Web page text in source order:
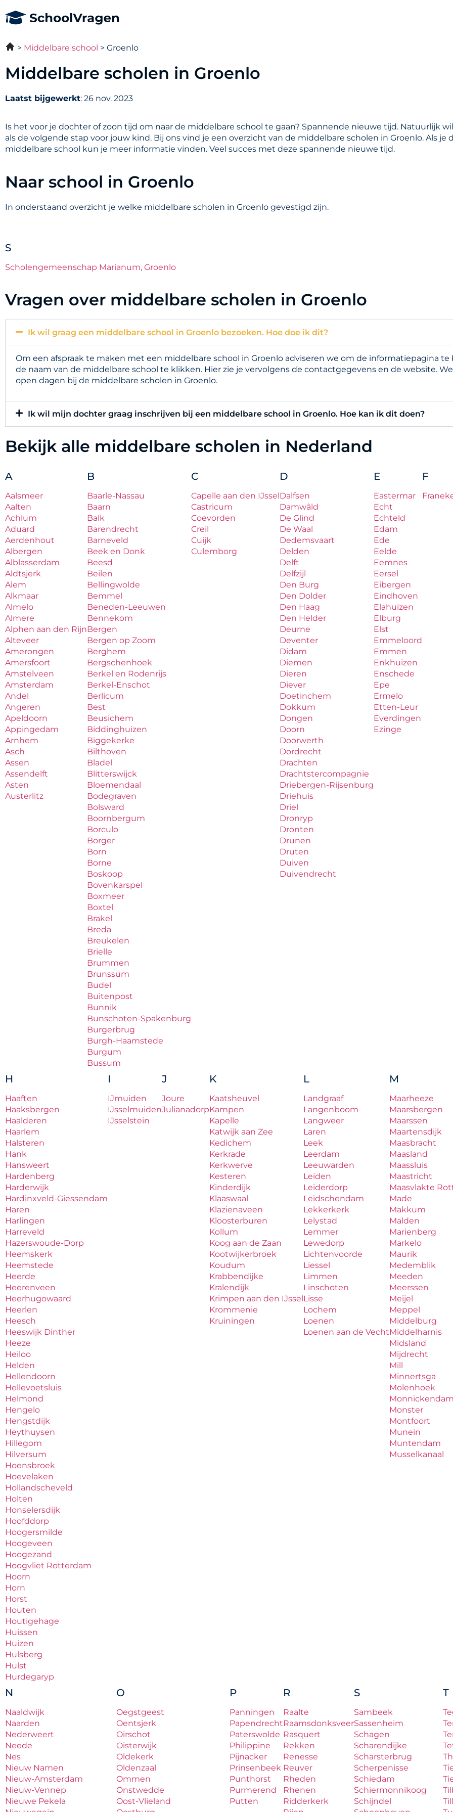
Middelbare school Groenlo
Middelbare scholen in Groenlo
Laatst bijgewerkt: 26 nov. 2023
Is het voor je dochter of zoon tijd om naar de middelbare school te gaan? Spannende nieuwe tijd. Natuurlijk
als de volgende stap voor jouw kind. Bij ons vind je een overzicht van de middelbare scholen in Groenlo. Als je
middelbare school kun je meer informatie vinden. Veel succes met deze spannende nieuwe tijd.
Naar school in Groenlo
In onderstaand overzicht je welke middelbare scholen in Groenlo gevestigd zijn.
S
Scholengemeenschap Marianum, Groenlo
Vragen over middelbare scholen in Groenlo
Ik wil graag een middelbare school in Groenlo bezoeken. Hoe doe ik dit?
Om een afspraak te maken met een middelbare school in Groenlo adviseren we om de informatiepagina te
de naam van de middelbare school te klikken. Hier zie je vervolgens de contactgegevens en de website.
open dagen bij de middelbare scholen in Groenlo.
Ik wil mijn dochter graag inschrijven bij een middelbare school in Groenlo. Hoe kan ik dit doen?
Bekijk alle middelbare scholen in Nederland
A
Aalsmeer
Aalten
Achlum
Aduard
Aerdenhout
Albergen
Alblasserdam
Aldtsjerk
Alem
Alkmaar
Almelo
Almere
Alphen aan den Rijn
Alteveer
Amerongen
Amersfoort
Amstelveen
Amsterdam
Andel
Angeren
Apeldoorn
Appingedam
Arnhem
Asch
Assen
Assendelft
Asten
Austerlitz
B
Baarle-Nassau
Baarn
Balk
Barendrecht
Barneveld
Beek en Donk
Beesd
Beilen
Bellingwolde
Bemmel
Beneden-Leeuwen
Bennekom
Bergen
Bergen op Zoom
Berghem
Bergschenhoek
Berkel en Rodenrijs
Berkel-Enschot
Berlicum
Best
Beusichem
Biddinghuizen
Biggekerke
Bilthoven
Bladel
Blitterswijck
Bloemendaal
Bodegraven
Bolsward
Boornbergum
Borculo
Borger
Born
Borne
Boskoop
Bovenkarspel
Boxmeer
Boxtel
Brakel
Breda
Breukelen
Brielle
Brummen
Brunssum
Budel
Buitenpost
Bunnik
Bunschoten-Spakenburg
Burgerbrug
Burgh-Haamstede
Burgum
Bussum
C
Capelle aan den IJssel
Castricum
Coevorden
Creil
Cuijk
Culemborg
D
Dalfsen
Damwâld
De Glind
De Waal
Dedemsvaart
Delden
Delft
Delfzijl
Den Burg
Den Dolder
Den Haag
Den Helder
Deurne
Deventer
Didam
Diemen
Dieren
Diever
Doetinchem
Dokkum
Dongen
Doorn
Doorwerth
Dordrecht
Drachten
Drachtstercompagnie
Driebergen-Rijsenburg
Driehuis
Driel
Dronryp
Dronten
Drunen
Druten
Duiven
Duivendrecht
E
Eastermar
Echt
Echteld
Edam
Ede
Eelde
Eemnes
Eersel
Eibergen
Eindhoven
Elahuizen
Elburg
Elst
Emmeloord
Emmen
Enkhuizen
Enschede
Epe
Ermelo
Etten-Leur
Everdingen
Ezinge
F
H
Haaften
Haaksbergen
Haalderen
Haarlem
Halsteren
Hank
Hansweert
Hardenberg
Harderwijk
Hardinxveld-Giessendam
Haren
Harlingen
Harreveld
Hazerswoude-Dorp
Heemskerk
Heemstede
Heerde
Heerenveen
Heerhugowaard
Heerlen
Heesch
Heeswijk Dinther
Heeze
Heiloo
Helden
Hellendoorn
Hellevoetsluis
Helmond
Hengelo
Hengstdijk
Heythuysen
Hillegom
Hilversum
Hoensbroek
Hoevelaken
Hollandscheveld
Holten
Honselersdijk
Hoofddorp
Hoogersmilde
Hoogeveen
Hoogezand
Hoogvliet Rotterdam
Hoorn
Horn
Horst
Houten
Houtigehage
Huissen
Huizen
Hulsberg
Hulst
Hurdegaryp
I
IJmuiden
IJsselmuiden
IJsselstein
J
Joure
Julianadorp
K
Kaatsheuvel
Kampen
Kapelle
Katwijk aan Zee
Kedichem
Kerkrade
Kerkwerve
Kesteren
Kinderdijk
Klaaswaal
Klazienaveen
Kloosterburen
Kollum
Koog aan de Zaan
Kootwijkerbroek
Koudum
Krabbendijke
Kralendijk
Krimpen aan den IJssel
Krommenie
Kruiningen
L
Landgraaf
Langenboom
Langweer
Laren
Leek
Leerdam
Leeuwarden
Leiden
Leiderdorp
Leidschendam
Lekkerkerk
Lelystad
Lemmer
Lewedorp
Lichtenvoorde
Liessel
Limmen
Linschoten
Lisse
Lochem
Loenen
Loenen aan de Vecht
M
Maarheeze
Maarsbergen
Maarssen
Maartensdijk
Maasbracht
Maasland
Maassluis
Maastricht
Maasvlakte
Made
Makkum
Malden
Marienberg
Markelo
Maurik
Medemblik
Meeden
Meerssen
Meijel
Meppel
Middelburg
Middelharnis
Midsland
Mijdrecht
Mill
Minnertsga
Molenhoek
Monnickendam
Monster
Montfoort
Munein
Muntendam
Musselkanaal
N
Naaldwijk
Naarden
Nederweert
Neede
Nes
Nieuw Namen
Nieuw-Amsterdam
Nieuw-Vennep
Nieuwe Pekela
O
Oegstgeest
Oentsjerk
Oirschot
Oisterwijk
Oldekerk
Oldenzaal
Ommen
Onstwedde
Oost-Vlieland
P
Panningen
Papendrecht
Paterswolde
Philippine
Pijnacker
Prinsenbeek
Punthorst
Purmerend
Putten
R
Raalte
Raamsdonksveer
Rasquert
Rekken
Renesse
Reuver
Rheden
Rhenen
Ridderkerk
S
Sambeek
Sassenheim
Schagen
Scharendijke
Scharsterbrug
Scherpenisse
Schiedam
Schiermonnikoog
Schijndel
T